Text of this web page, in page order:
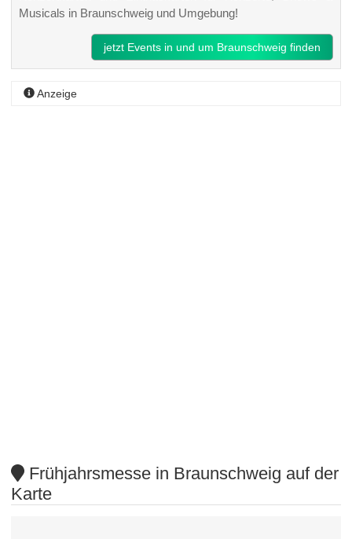
Musicals in Braunschweig und Umgebung!
jetzt Events in und um Braunschweig finden
Anzeige
Frühjahrsmesse in Braunschweig auf der
Karte